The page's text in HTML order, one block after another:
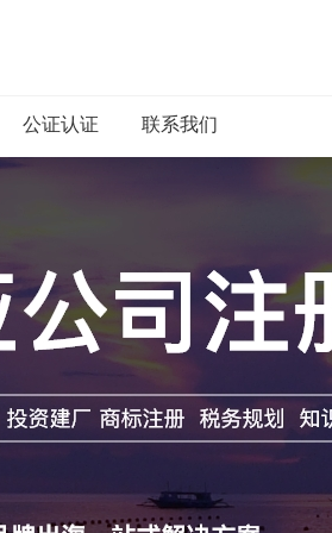
公证认证 联系我们